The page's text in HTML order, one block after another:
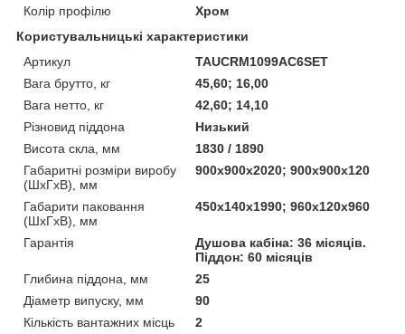
Колір профілю
Хром
Користувальницькі характеристики
Артикул
TAUCRM1099AC6SET
Вага брутто, кг
45,60; 16,00
Вага нетто, кг
42,60; 14,10
Різновид піддона
Низький
Висота скла, мм
1830 / 1890
Габаритні розміри виробу
(ШхГхВ), мм
900х900х2020; 900х900х120
Габарити паковання
(ШхГхВ), мм
450х140х1990; 960х120х960
Гарантія
Душова кабіна: 36 місяців.
Піддон: 60 місяців
Глибина піддона, мм
25
Діаметр випуску, мм
90
Кількість вантажних місць
2